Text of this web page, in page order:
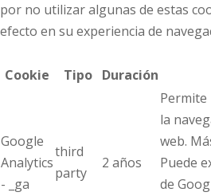
por no utilizar algunas de estas
efecto en su experiencia de
Cookie Tipo Duración
Google
Analytics
- _ga
third
party
2 años
Permite
la
web.
Puede
de